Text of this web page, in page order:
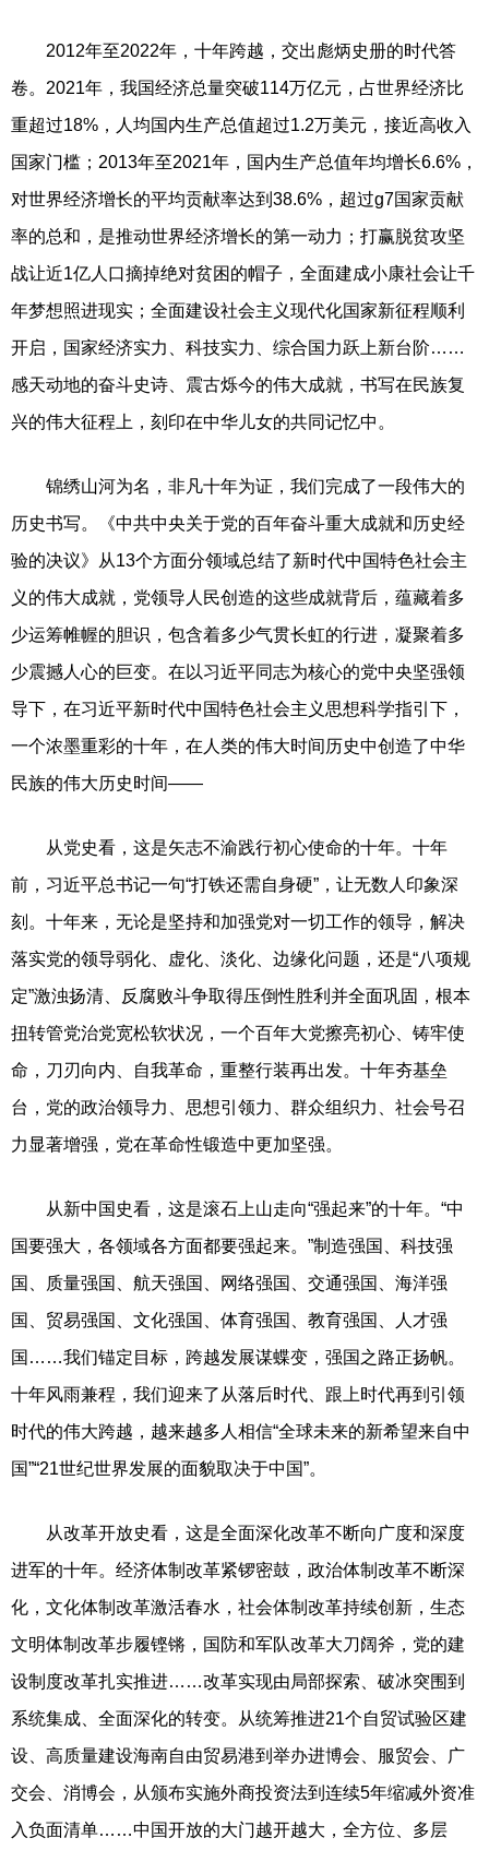
2012年至2022年，十年跨越，交出彪炳史册的时代答
卷。2021年，我国经济总量突破114万亿元，占世界经济比
重超过18%，人均国内生产总值超过1.2万美元，接近高收入
国家门槛；2013年至2021年，国内生产总值年均增长6.6%，
对世界经济增长的平均贡献率达到38.6%，超过g7国家贡献
率的总和，是推动世界经济增长的第一动力；打赢脱贫攻坚
战让近1亿人口摘掉绝对贫困的帽子，全面建成小康社会让千
年梦想照进现实；全面建设社会主义现代化国家新征程顺利
开启，国家经济实力、科技实力、综合国力跃上新台阶……
感天动地的奋斗史诗、震古烁今的伟大成就，书写在民族复
兴的伟大征程上，刻印在中华儿女的共同记忆中。
锦绣山河为名，非凡十年为证，我们完成了一段伟大的
历史书写。《中共中央关于党的百年奋斗重大成就和历史经
验的决议》从13个方面分领域总结了新时代中国特色社会主
义的伟大成就，党领导人民创造的这些成就背后，蕴藏着多
少运筹帷幄的胆识，包含着多少气贯长虹的行进，凝聚着多
少震撼人心的巨变。在以习近平同志为核心的党中央坚强领
导下，在习近平新时代中国特色社会主义思想科学指引下，
一个浓墨重彩的十年，在人类的伟大时间历史中创造了中华
民族的伟大历史时间——
从党史看，这是矢志不渝践行初心使命的十年。十年
前，习近平总书记一句“打铁还需自身硬”，让无数人印象深
刻。十年来，无论是坚持和加强党对一切工作的领导，解决
落实党的领导弱化、虚化、淡化、边缘化问题，还是“八项规
定”激浊扬清、反腐败斗争取得压倒性胜利并全面巩固，根本
扭转管党治党宽松软状况，一个百年大党擦亮初心、铸牢使
命，刀刃向内、自我革命，重整行装再出发。十年夯基垒
台，党的政治领导力、思想引领力、群众组织力、社会号召
力显著增强，党在革命性锻造中更加坚强。
从新中国史看，这是滚石上山走向“强起来”的十年。“中
国要强大，各领域各方面都要强起来。”制造强国、科技强
国、质量强国、航天强国、网络强国、交通强国、海洋强
国、贸易强国、文化强国、体育强国、教育强国、人才强
国……我们锚定目标，跨越发展谋蝶变，强国之路正扬帆。
十年风雨兼程，我们迎来了从落后时代、跟上时代再到引领
时代的伟大跨越，越来越多人相信“全球未来的新希望来自中
国”“21世纪世界发展的面貌取决于中国”。
从改革开放史看，这是全面深化改革不断向广度和深度
进军的十年。经济体制改革紧锣密鼓，政治体制改革不断深
化，文化体制改革激活春水，社会体制改革持续创新，生态
文明体制改革步履铿锵，国防和军队改革大刀阔斧，党的建
设制度改革扎实推进……改革实现由局部探索、破冰突围到
系统集成、全面深化的转变。从统筹推进21个自贸试验区建
设、高质量建设海南自由贸易港到举办进博会、服贸会、广
交会、消博会，从颁布实施外商投资法到连续5年缩减外资准
入负面清单……中国开放的大门越开越大，全方位、多层